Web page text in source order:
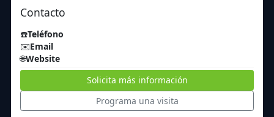
Contacto
☎️Teléfono
✉️Email
🌐Website
Solicita más información
Programa una visita